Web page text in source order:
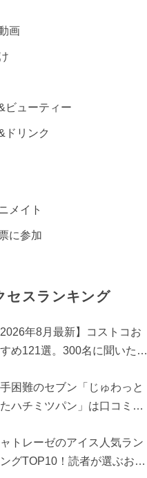
画
ビューティー
ドリンク
メイト
に参加
セスランキング
2026年8月最新】コストコお
め121選。300名に聞いた買
品も
困難のセブン「じゅわっと
ハチミツパン」は口コミ通
トレーゼのアイス人気ラン
グTOP10！読者が選ぶおす